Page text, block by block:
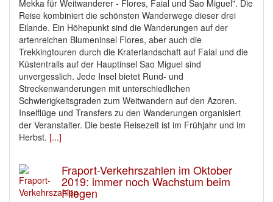
Mekka für Weitwanderer - Flores, Faial und Sao Miguel". Die
Reise kombiniert die schönsten Wanderwege dieser drei
Eilande. Ein Höhepunkt sind die Wanderungen auf der
artenreichen Blumeninsel Flores, aber auch die
Trekkingtouren durch die Kraterlandschaft auf Faial und die
Küstentrails auf der Hauptinsel Sao Miguel sind
unvergesslich. Jede Insel bietet Rund- und
Streckenwanderungen mit unterschiedlichen
Schwierigkeitsgraden zum Weitwandern auf den Azoren.
Inselflüge und Transfers zu den Wanderungen organisiert
der Veranstalter. Die beste Reisezeit ist im Frühjahr und im
Herbst. [...]
Fraport-Verkehrszahlen im Oktober
2019: immer noch Wachstum beim
Fliegen